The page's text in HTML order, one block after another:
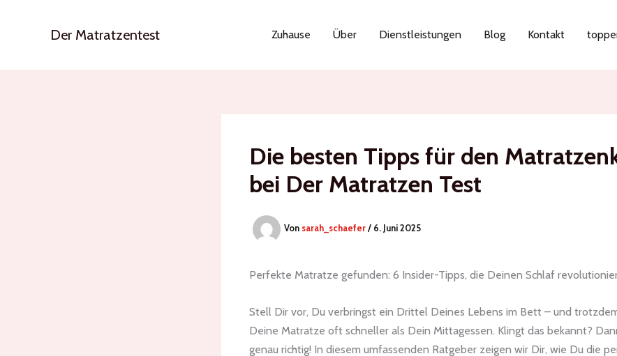
Der Matratzentest Zuhause Über Dienstleistungen Blog Kontakt
Die besten Tipps für den
bei Der Matratzen Test
Von sarah_schaefer/ 6. Juni 2025
Perfekte Matratze gefunden: 6 Insider-Tipps, die Deinen Schlaf
Stell Dir vor, Du verbringst ein Drittel Deines Lebens im Bett – und
Deine Matratze oft schneller als Dein Mittagessen. Klingt das bekannt?
genau richtig! In diesem umfassenden Ratgeber zeigen wir Dir, wie Du die